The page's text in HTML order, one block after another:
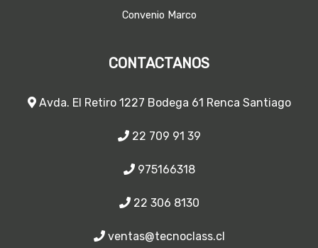
Convenio Marco
CONTACTANOS
Avda. El Retiro 1227 Bodega 61 Renca Santiago
22 709 91 39
975166318
22 306 8130
ventas@tecnoclass.cl